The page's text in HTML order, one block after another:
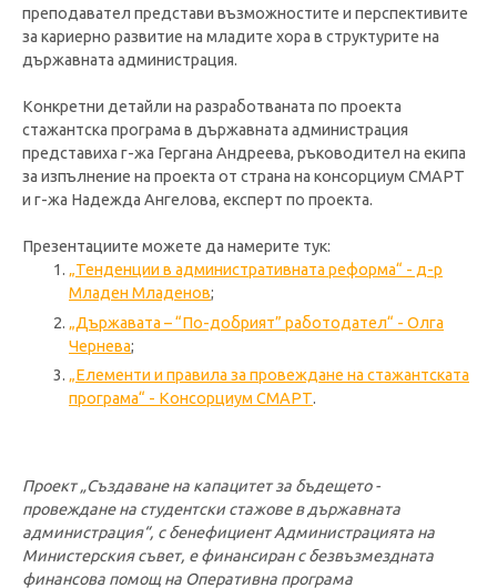
преподавател представи възможностите и перспективите
за кариерно развитие на младите хора в структурите на
държавната администрация.
Конкретни детайли на разработваната по проекта
стажантска програма в държавната администрация
представиха г-жа Гергана Андреева, ръководител на екипа
за изпълнение на проекта от страна на консорциум СМАРТ
и г-жа Надежда Ангелова, експерт по проекта.
Презентациите можете да намерите тук:
„Тенденции в административната реформа“ - д-р
Младен Младенов;
„Държавата – “По-добрият” работодател“ - Олга
Чернева;
„Елементи и правила за провеждане на стажантската
програма“ - Консорциум СМАРТ.
Проект „Създаване на капацитет за бъдещето -
провеждане на студентски стажове в държавната
администрация“, с бенефициент Администрацията на
Министерския съвет, е финансиран с безвъзмездната
финансова помощ на Оперативна програма